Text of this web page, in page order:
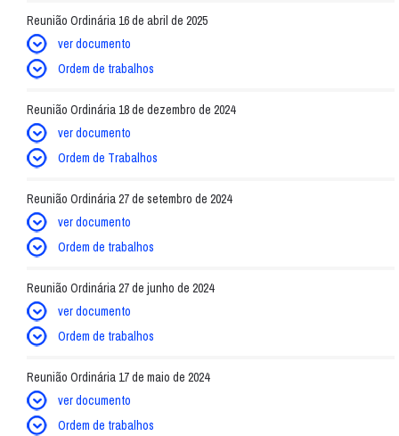
Reunião Ordinária 16 de abril de 2025
ver documento
Ordem de trabalhos
Reunião Ordinária 18 de dezembro de 2024
ver documento
Ordem de Trabalhos
Reunião Ordinária 27 de setembro de 2024
ver documento
Ordem de trabalhos
Reunião Ordinária 27 de junho de 2024
ver documento
Ordem de trabalhos
Reunião Ordinária 17 de maio de 2024
ver documento
Ordem de trabalhos